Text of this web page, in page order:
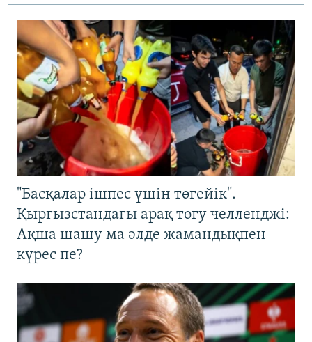
"Басқалар ішпес үшін төгейік".
Қырғызстандағы арақ төгу челленджі:
Ақша шашу ма әлде жамандықпен
күрес пе?